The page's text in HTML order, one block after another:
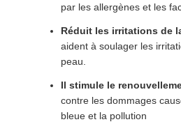
par les allergènes et les
Réduit les irritations de
aident à soulager les
peau.
Il stimule le
contre les dommages
bleue et la pollution